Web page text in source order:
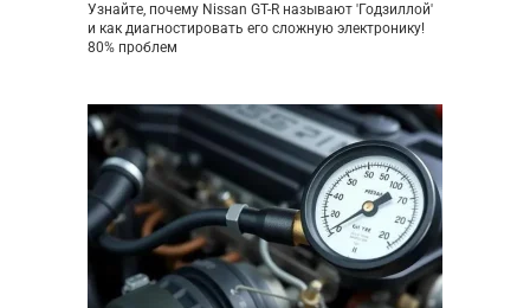
Узнайте, почему Nissan GT-R называют 'Годзиллой'
и как диагностировать его сложную электронику!
80% проблем